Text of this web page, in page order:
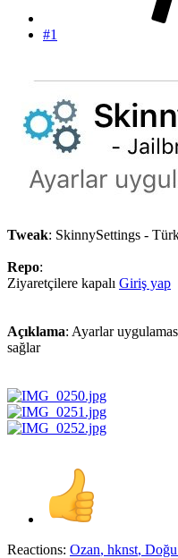
#1
Tweak: SkinnySettings -
Repo:
Ziyaretçilere kapalı Giriş yap
Açıklama: Ayarlar
sağlar
Reactions: Ozan, hknst, Doğu